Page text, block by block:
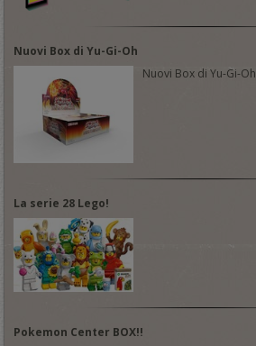
Nuovi Box di Yu-Gi-Oh
Nuovi Box di Yu-Gi-Oh
La serie 28 Lego!
Pokemon Center BOX!!